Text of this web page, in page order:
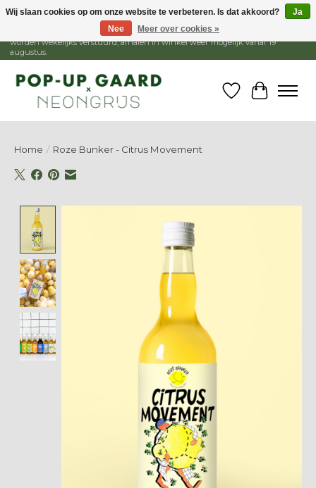
1 - 15 augustus is de winkel gesloten, webshop blijft open. Bestellingen
worden wekelijks verstuurd, afhalen in winkel weer mogelijk vanaf 19
augustus.
Verlanglijst
Home / Roze Bunker - Citrus Movement
Wij slaan cookies op om onze website te verbeteren. Is dat akkoord?
Ja
Nee
Meer over cookies »